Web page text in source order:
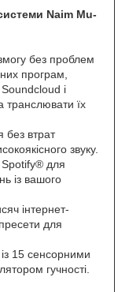
Naim Mu-
без проблем
програм,
і
транслювати їх
без втрат
звуку.
для
із вашого
інтернет-
для
15 сенсорними
гучності.